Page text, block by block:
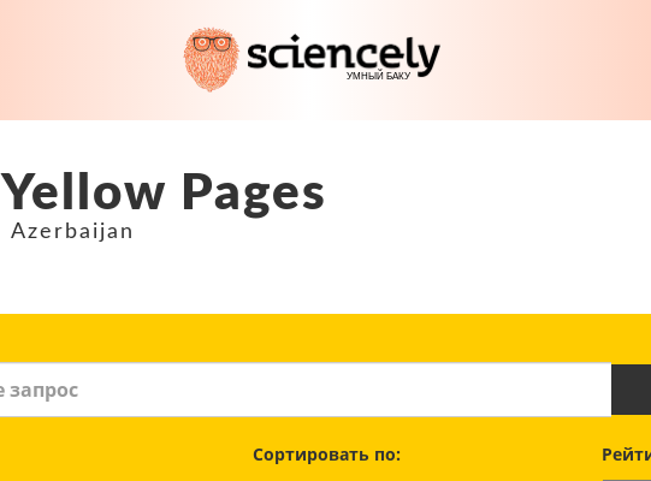
Yellow Pages
Azerbaijan
Сортировать по: